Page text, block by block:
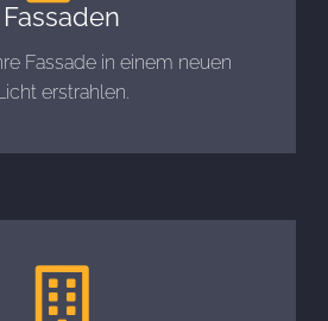
Fassaden
Fassade in einem neuen
erstrahlen.